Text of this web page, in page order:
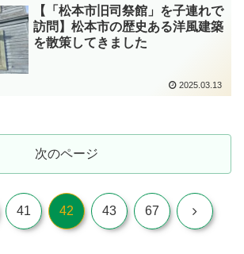
【「松本市旧司祭館」を子連れで
訪問】松本市の歴史ある洋風建築
を散策してきました
2025.03.13
次のページ
41 42 43 67 次